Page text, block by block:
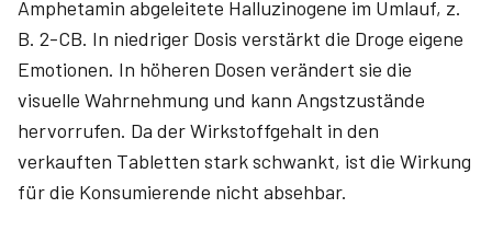
Amphetamin abgeleitete Halluzinogene im Umlauf, z.
B. 2-CB. In niedriger Dosis verstärkt die Droge eigene
Emotionen. In höheren Dosen verändert sie die
visuelle Wahrnehmung und kann Angstzustände
hervorrufen. Da der Wirkstoffgehalt in den
verkauften Tabletten stark schwankt, ist die Wirkung
für die Konsumierende nicht absehbar.